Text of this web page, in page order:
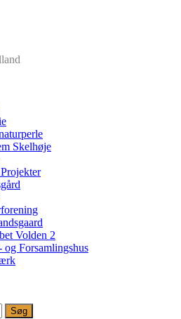
Skelhøje
Volden 2
Forsamlingshus